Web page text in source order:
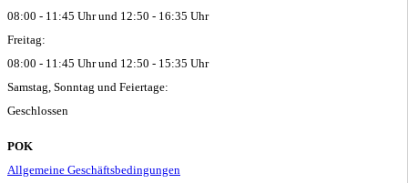
08:00 - 11:45 Uhr und 12:50 - 16:35 Uhr
Freitag:
08:00 - 11:45 Uhr und 12:50 - 15:35 Uhr
Samstag, Sonntag und Feiertage:
Geschlossen
POK
Allgemeine Geschäftsbedingungen